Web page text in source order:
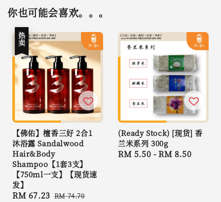
你也可能会喜欢。。。
热卖
【佛佑】檀香三好 2合1
沐浴露 Sandalwood
Hair&Body
Shampoo【1套3支】
【750ml一支】【现货速
发】
Sale
RM 67.23 Regular
RM 74.70
(Ready Stock) [现货] 香
兰米系列 300g
Regular
RM 5.50 -RM 8.50